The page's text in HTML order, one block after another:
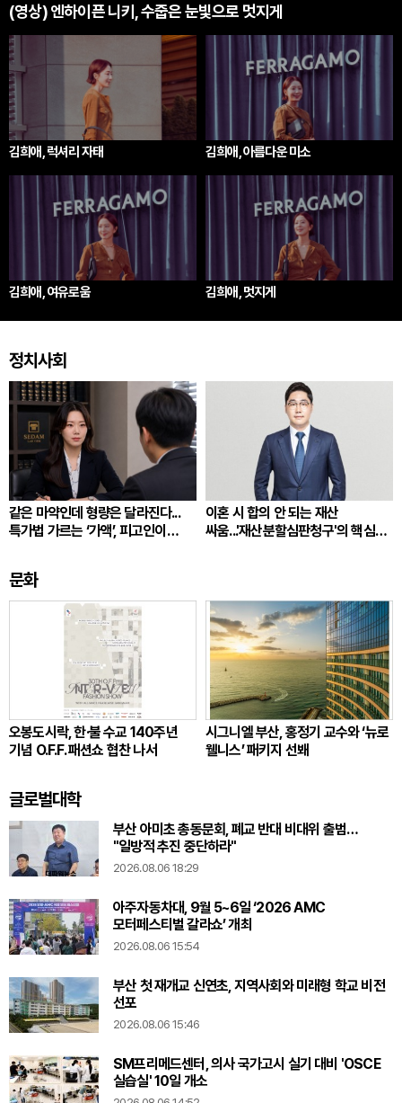
(영상) 엔하이픈 니키, 수줍은 눈빛으로 멋지게
김희애, 럭셔리 자태 김희애, 아름다운 미소
김희애, 여유로움 김희애, 멋지게
정치사회
같은 마약인데 형량은 달라진다...
특가법 가르는 ‘가액’, 피고인이
이혼 시 합의 안 되는 재산
싸움...'재산분할심판청구'의 핵심
문화
오봉도시락, 한·불 수교 140주년
기념 O.F.F. 패션쇼 협찬 나서
시그니엘 부산, 홍정기 교수와 ‘뉴로
웰니스’ 패키지 선봬
글로벌대학
부산 아미초 총동문회, 폐교 반대 비대위 출범…
"일방적 추진 중단하라"
2026.08.06 18:29
아주자동차대, 9월 5~6일 ‘2026 AMC
모터페스티벌 갈라쇼’ 개최
2026.08.06 15:54
부산 첫 재개교 신연초, 지역사회와 미래형 학교 비전
선포
2026.08.06 15:46
SM프리메드센터, 의사 국가고시 실기 대비 'OSCE
실습실' 10일 개소